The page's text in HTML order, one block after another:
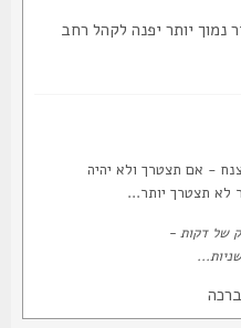
יותר יפנה לקהל רחב
תצטרך ולא יהיה
יותר...
-